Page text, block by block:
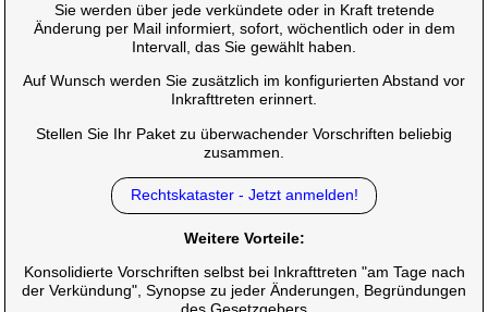
Sie werden über jede verkündete oder in Kraft tretende
Änderung per Mail informiert, sofort, wöchentlich oder in dem
Intervall, das Sie gewählt haben.
Auf Wunsch werden Sie zusätzlich im konfigurierten Abstand vor
Inkrafttreten erinnert.
Stellen Sie Ihr Paket zu überwachender Vorschriften beliebig
zusammen.
Rechtskataster - Jetzt anmelden!
Weitere Vorteile:
Konsolidierte Vorschriften selbst bei Inkrafttreten "am Tage nach
der Verkündung", Synopse zu jeder Änderungen, Begründungen